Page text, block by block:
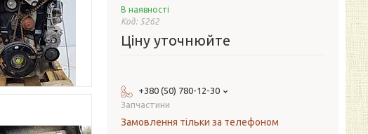
В наявності
Код: 5262
Ціну уточнюйте
+380 (50) 780-12-30
Запчастини
Замовлення тільки за телефоном